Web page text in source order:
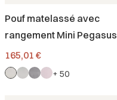
Pouf matelassé avec
rangement Mini Pegasus
Prix
165,01 €
+ 50